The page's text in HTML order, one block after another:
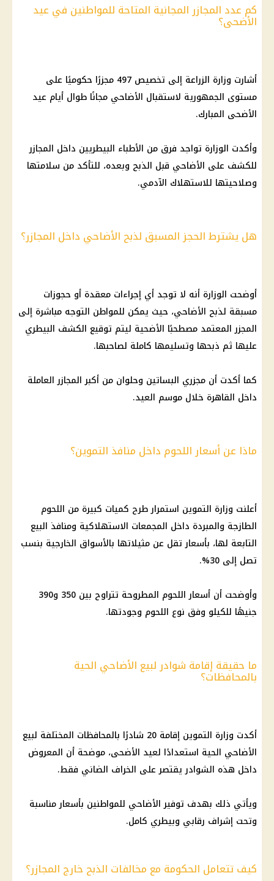
كم عدد المجازر المجانية المتاحة للمواطنين في عيد
الأضحى؟
أشارت وزارة الزراعة إلى تخصيص 497 مجزرًا حكوميًا على
مستوى الجمهورية لاستقبال الأضاحي مجانًا طوال أيام عيد
الأضحى المبارك.
وأكدت الوزارة تواجد فرق من الأطباء البيطريين داخل المجازر
للكشف على الأضاحي قبل الذبح وبعده، للتأكد من سلامتها
وصلاحيتها للاستهلاك الآدمي.
هل يشترط الحجز المسبق لذبح الأضاحي داخل المجازر؟
أوضحت الوزارة أنه لا توجد أي إجراءات معقدة أو حجوزات
مسبقة لذبح الأضاحي، حيث يمكن للمواطن التوجه مباشرة إلى
المجزر المعتمد مصطحبًا الأضحية ليتم توقيع الكشف البيطري
عليها ثم ذبحها وتسليمها كاملة لصاحبها.
كما أكدت أن مجزري البساتين وحلوان من أكبر المجازر العاملة
داخل القاهرة خلال موسم العيد.
ماذا عن أسعار اللحوم داخل منافذ التموين؟
أعلنت وزارة التموين استمرار طرح كميات كبيرة من اللحوم
الطازجة والمبردة داخل المجمعات الاستهلاكية ومنافذ البيع
التابعة لها، بأسعار تقل عن مثيلاتها بالأسواق الخارجية بنسب
تصل إلى 30%.
وأوضحت أن أسعار اللحوم المطروحة تتراوح بين 350 و390
جنيهًا للكيلو وفق نوع اللحوم وجودتها.
ما حقيقة إقامة شوادر لبيع الأضاحي الحية
بالمحافظات؟
أكدت وزارة التموين إقامة 20 شادرًا بالمحافظات المختلفة لبيع
الأضاحي الحية استعدادًا لعيد الأضحى، موضحة أن المعروض
داخل هذه الشوادر يقتصر على الخراف الضاني فقط.
ويأتي ذلك بهدف توفير الأضاحي للمواطنين بأسعار مناسبة
وتحت إشراف رقابي وبيطري كامل.
كيف تتعامل الحكومة مع مخالفات الذبح خارج المجازر؟